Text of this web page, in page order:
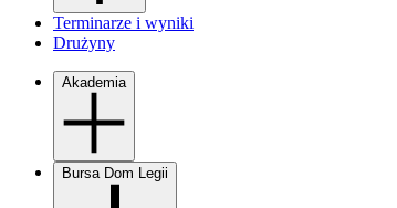
Terminarze i wyniki
Drużyny
Akademia
Bursa Dom Legii